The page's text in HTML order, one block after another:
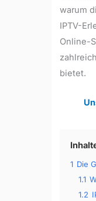
warum
IPTV-
Online-
bietet.
1 Die
1.1
1.2